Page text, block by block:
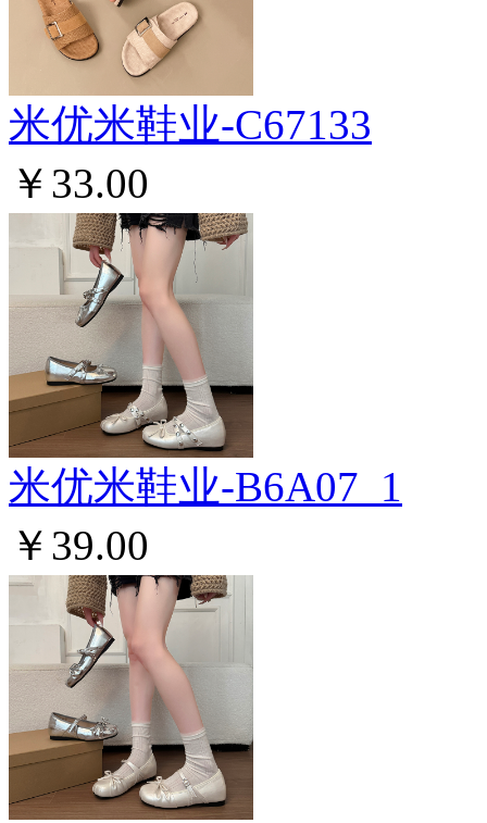
米优米鞋业-C67133
￥33.00
米优米鞋业-B6A07_1
￥39.00